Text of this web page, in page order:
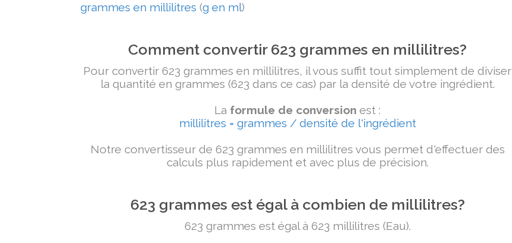
grammes en millilitres (g en ml)
Comment convertir 623 grammes en millilitres?
Pour convertir 623 grammes en millilitres, il vous suffit tout simplement de diviser
la quantité en grammes (623 dans ce cas) par la densité de votre ingrédient.
La formule de conversion est :
millilitres = grammes / densité de l'ingrédient
Notre convertisseur de 623 grammes en millilitres vous permet d'effectuer des
calculs plus rapidement et avec plus de précision.
623 grammes est égal à combien de millilitres?
623 grammes est égal à 623 millilitres (Eau).